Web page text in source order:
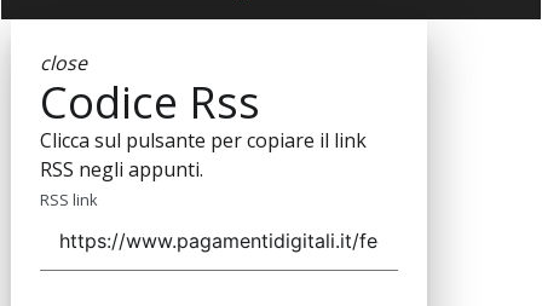
close
Codice Rss
Clicca sul pulsante per copiare il link
RSS negli appunti.
RSS link